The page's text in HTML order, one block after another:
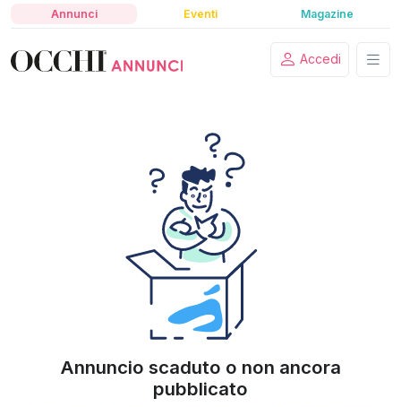
Annunci Eventi Magazine
Accedi
Annuncio scaduto o non ancora
pubblicato